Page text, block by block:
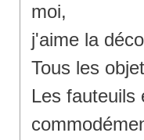
moi,
j'aime la
Tous les
Les fauteuils